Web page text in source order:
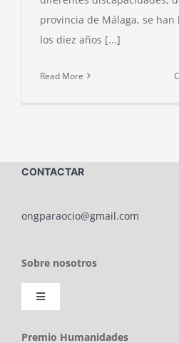
provincia de Málaga, se
los diez años [...]
Read More
CONTACTAR
ongparaocio@gmail.com
Sobre nosotros
Toggle
Navigation
Sobre ONG PARAOCIO
Premio Humanidades